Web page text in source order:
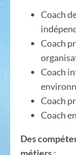
Coach
Coach
Coach
Coach
Coach
Des